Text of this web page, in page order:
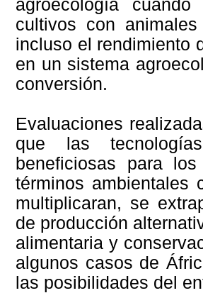
agroecología
cultivos con
incluso el rendimiento
en un sistema
conversión.
Evaluaciones
que las
beneficiosas para
términos ambientales
multiplicaran, se
de producción
alimentaria y
algunos casos de
las posibilidades del